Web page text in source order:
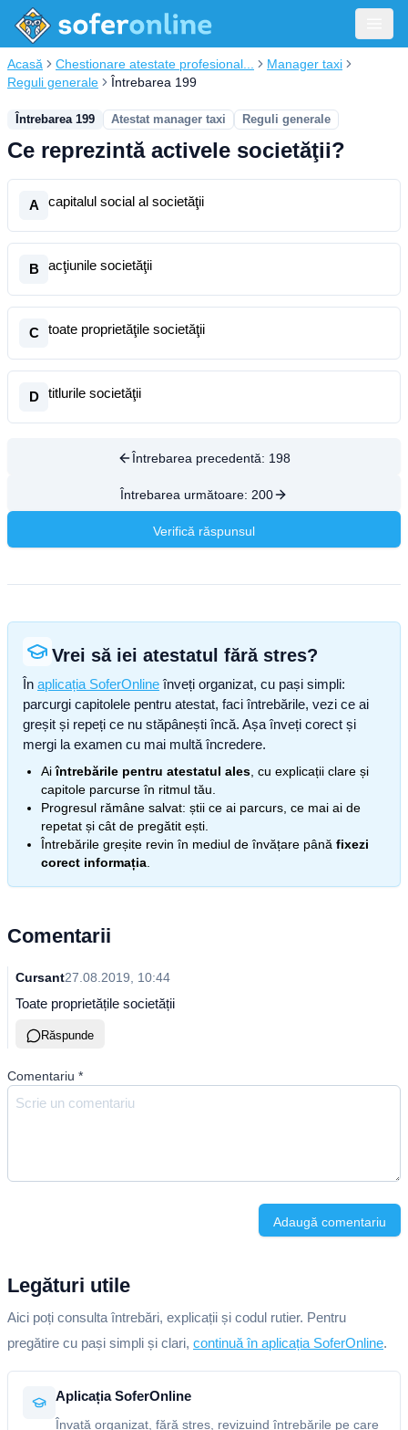
Acasă Chestionare atestate profesional...
Manager taxi
Reguli generale
Întrebarea 199
Întrebarea 199 Atestat manager taxi Reguli generale
Ce reprezintă activele societăţii?
A capitalul social al societăţii
B acţiunile societăţii
C toate proprietăţile societăţii
D titlurile societăţii
Întrebarea precedentă: 198
Întrebarea următoare: 200
Verifică răspunsul
Vrei să iei atestatul fără stres?
În aplicația SoferOnline înveți organizat, cu pași simpli:
parcurgi capitolele pentru atestat, faci întrebările, vezi ce ai
greșit și repeți ce nu stăpânești încă. Așa înveți corect și
mergi la examen cu mai multă încredere.
Aiîntrebările pentru atestatul ales , cu explicații clare și
capitole parcurse în ritmul tău.
Progresul rămâne salvat: știi ce ai parcurs, ce mai ai de
repetat și cât de pregătit ești.
Întrebările greșite revin în mediul de învățare până fixezi
corect informația
Comentarii
Cursant27.08.2019, 10:44
Toate proprietățile societății
Răspunde
Comentariu *
Adaugă comentariu
Legături utile
Aici poți consulta întrebări, explicații și codul rutier. Pentru
pregătire cu pași simpli și clari, continuă în aplicația SoferOnline.
Aplicația SoferOnline
Învață organizat, fără stres, revizuind întrebările pe care